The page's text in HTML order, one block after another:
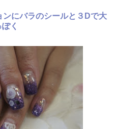
にバラのシールと３Dで大
く